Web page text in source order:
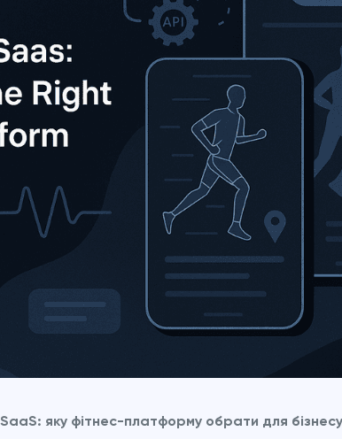
яку фітнес-платформу обрати для